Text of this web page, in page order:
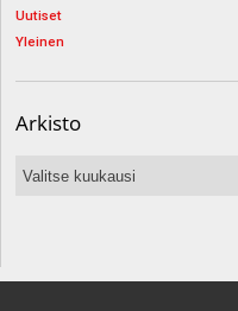
Uutiset
Yleinen
Arkisto
Arkisto